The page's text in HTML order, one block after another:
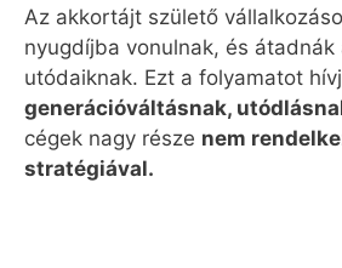
Az akkortájt születő
nyugdíjba vonulnak, és
utódaiknak. Ezt a folyamatot
generációváltásnak,
cégek nagy része nem
stratégiával.